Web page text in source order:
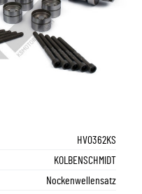
HV0362KS
KOLBENSCHMIDT
Nockenwellensatz